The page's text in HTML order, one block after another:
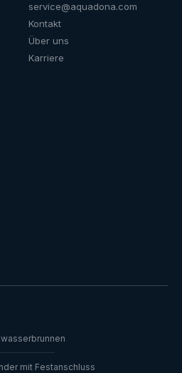
service@aquadona.com
Kontakt
Über uns
Karriere
mit Festanschluss